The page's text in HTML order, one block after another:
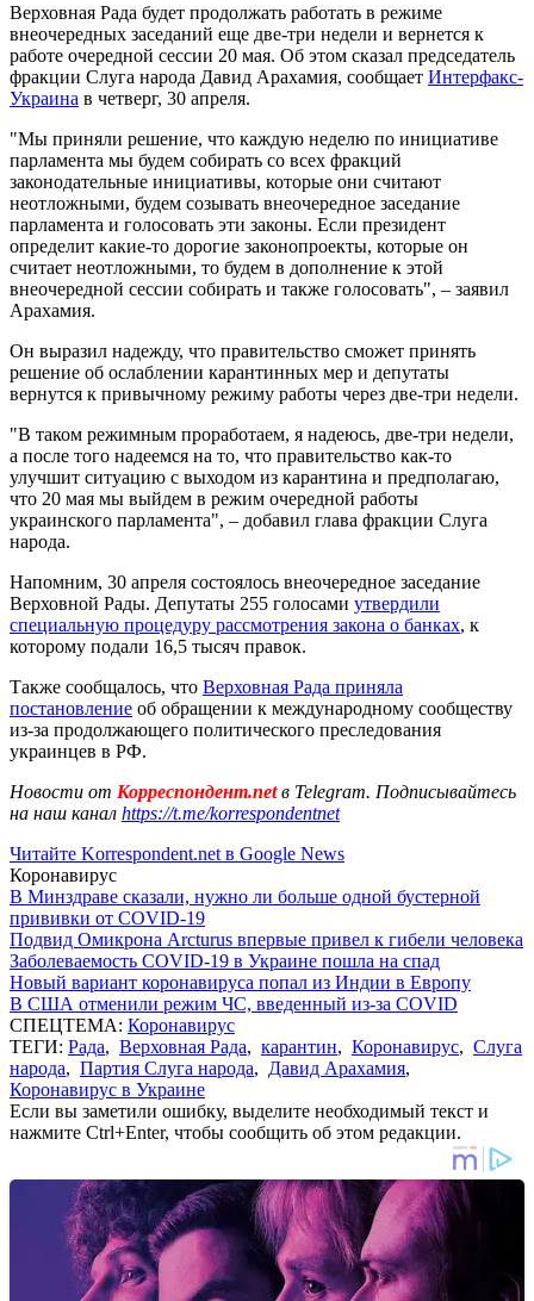
Верховная Рада будет продолжать работать в режиме
внеочередных заседаний еще две-три недели и вернется к
работе очередной сессии 20 мая. Об этом сказал председатель
фракции Слуга народа Давид Арахамия, сообщает Интерфакс-
Украина в четверг, 30 апреля.
"Мы приняли решение, что каждую неделю по инициативе
парламента мы будем собирать со всех фракций
законодательные инициативы, которые они считают
неотложными, будем созывать внеочередное заседание
парламента и голосовать эти законы. Если президент
определит какие-то дорогие законопроекты, которые он
считает неотложными, то будем в дополнение к этой
внеочередной сессии собирать и также голосовать", – заявил
Арахамия.
Он выразил надежду, что правительство сможет принять
решение об ослаблении карантинных мер и депутаты
вернутся к привычному режиму работы через две-три недели.
"В таком режимным проработаем, я надеюсь, две-три недели,
а после того надеемся на то, что правительство как-то
улучшит ситуацию с выходом из карантина и предполагаю,
что 20 мая мы выйдем в режим очередной работы
украинского парламента", – добавил глава фракции Слуга
народа.
Напомним, 30 апреля состоялось внеочередное заседание
Верховной Рады. Депутаты 255 голосами утвердили
специальную процедуру рассмотрения закона о банках, к
которому подали 16,5 тысяч правок.
Также сообщалось, что Верховная Рада приняла
постановление об обращении к международному сообществу
из-за продолжающего политического преследования
украинцев в РФ.
Новости от Корреспондент.netв Telegram. Подписывайтесь
на наш канал https://t.me/korrespondentnet
Читайте Korrespondent.net в Google News
Коронавирус
В Минздраве сказали, нужно ли больше одной бустерной
прививки от COVID-19
Подвид Омикрона Arcturus впервые привел к гибели человека
Заболеваемость COVID-19 в Украине пошла на спад
Новый вариант коронавируса попал из Индии в Европу
В США отменили режим ЧС, введенный из-за COVID
СПЕЦТЕМА: Коронавирус
ТЕГИ: Рада, Верховная Рада, карантин, Коронавирус, Слуга
народа, Партия Слуга народа, Давид Арахамия,
Коронавирус в Украине
Если вы заметили ошибку, выделите необходимый текст и
нажмите Ctrl+Enter, чтобы сообщить об этом редакции.